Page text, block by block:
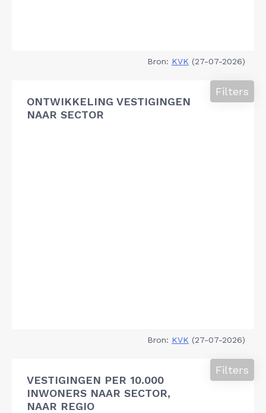
Bron: KVK (27-07-2026)
ONTWIKKELING VESTIGINGEN
NAAR SECTOR
Filters
Bron: KVK (27-07-2026)
VESTIGINGEN PER 10.000
INWONERS NAAR SECTOR,
NAAR REGIO
Filters